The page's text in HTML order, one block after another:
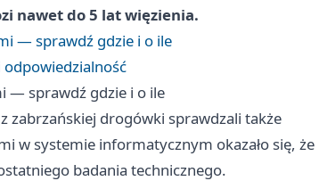
nawet do 5 lat więzienia.
— sprawdź gdzie i o ile
odpowiedzialność
— sprawdź gdzie i o ile
zabrzańskiej drogówki sprawdzali także
w systemie informatycznym okazało się, że
badania technicznego.